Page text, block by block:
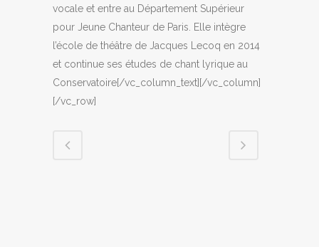
vocale et entre au Département Supérieur
pour Jeune Chanteur de Paris. Elle intègre
l’école de théâtre de Jacques Lecoq en 2014
et continue ses études de chant lyrique au
Conservatoire[/vc_column_text][/vc_column]
[/vc_row]